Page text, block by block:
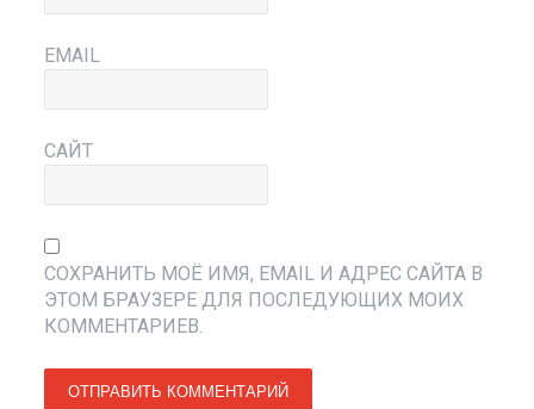
EMAIL
САЙТ
СОХРАНИТЬ МОЁ ИМЯ, EMAIL И АДРЕС САЙТА В
ЭТОМ БРАУЗЕРЕ ДЛЯ ПОСЛЕДУЮЩИХ МОИХ
КОММЕНТАРИЕВ.